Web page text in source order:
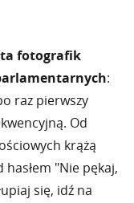
fotografik
:
raz pierwszy
Od
krążą
"Nie pękaj,
się, idź na